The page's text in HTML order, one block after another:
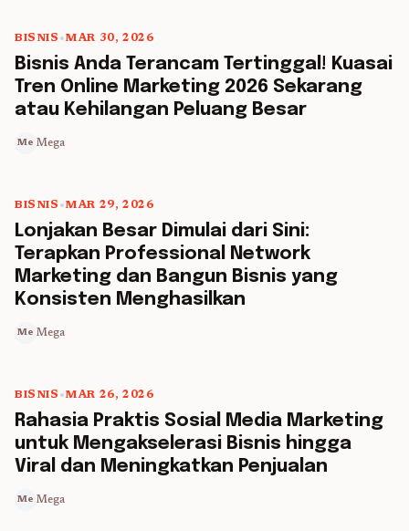
5 min read
BISNIS •MAR 30, 2026
Bisnis Anda Terancam Tertinggal! Kuasai
Tren Online Marketing 2026 Sekarang
atau Kehilangan Peluang Besar
Me Mega
BISNIS •MAR 29, 2026
Lonjakan Besar Dimulai dari Sini:
Terapkan Professional Network
Marketing dan Bangun Bisnis yang
Konsisten Menghasilkan
Me Mega
5 min read
BISNIS •MAR 26, 2026
Rahasia Praktis Sosial Media Marketing
untuk Mengakselerasi Bisnis hingga
Viral dan Meningkatkan Penjualan
Me Mega